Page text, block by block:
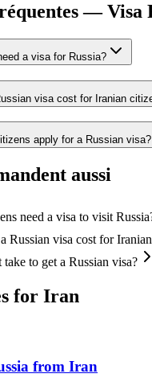
— Visa
a visa for Russia?
visa cost for Iranian
apply for a Russian visa?
aussi
need a visa to visit
Russian visa cost for
to get a Russian visa?
for Iran
from Iran